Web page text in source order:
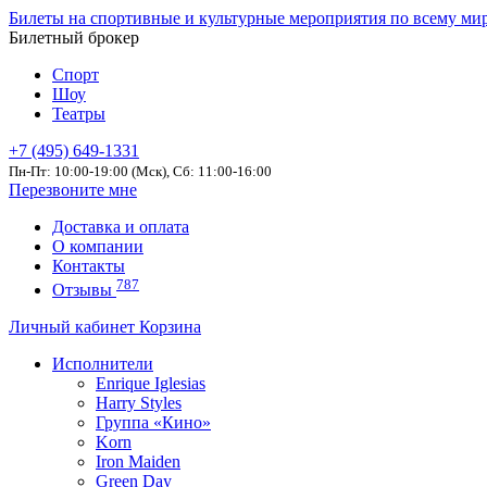
Билеты на спортивные и культурные мероприятия по всему
Билетный брокер
Спорт
Шоу
Театры
+7 (495) 649-1331
Пн-Пт: 10:00-19:00 (Мск), Сб: 11:00-16:00
Перезвоните мне
Доставка и оплата
О компании
Контакты
Отзывы 787
Личный кабинет Корзина
Исполнители
Enrique Iglesias
Harry Styles
Группа «Кино»
Korn
Iron Maiden
Green Day